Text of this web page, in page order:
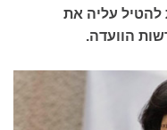
עליה את
הוועדה.